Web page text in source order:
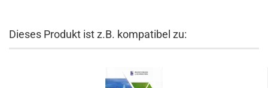
Dieses Produkt ist z.B. kompatibel zu: